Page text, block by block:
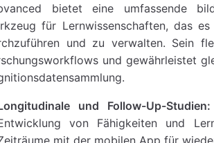
bietet eine umfassende
für Lernwissenschaften, das
und zu verwalten. Sein
und gewährleistet
und Follow-Up-Studien:
von Fähigkeiten und
mit der mobilen App für